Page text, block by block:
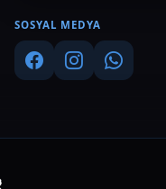
SOSYAL MEDYA